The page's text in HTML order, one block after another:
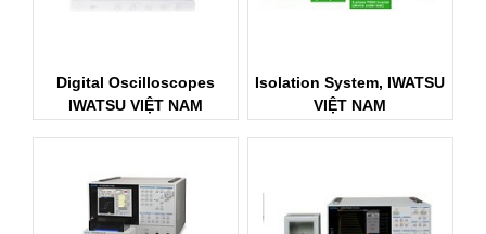
Digital Oscilloscopes
IWATSU VIỆT NAM
Isolation System, IWATSU
VIỆT NAM